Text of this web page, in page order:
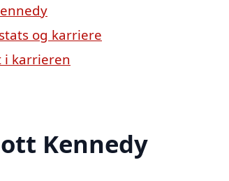
og karriere
karrieren
Kennedy